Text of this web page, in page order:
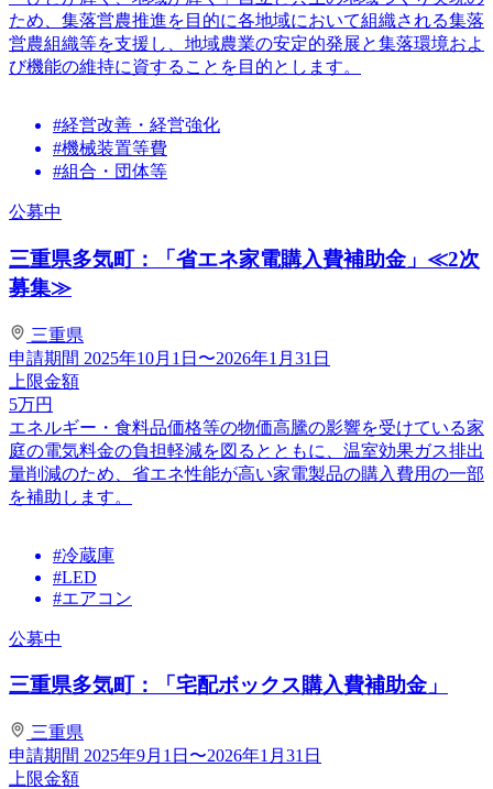
ため、集落営農推進を目的に各地域において組織される集落
営農組織等を支援し、地域農業の安定的発展と集落環境およ
び機能の維持に資することを目的とします。
#経営改善・経営強化
#機械装置等費
#組合・団体等
公募中
三重県多気町：「省エネ家電購入費補助金」≪2次
募集≫
三重県
申請期間 2025年10月1日〜2026年1月31日
上限金額
5万円
エネルギー・食料品価格等の物価高騰の影響を受けている家
庭の電気料金の負担軽減を図るとともに、温室効果ガス排出
量削減のため、省エネ性能が高い家電製品の購入費用の一部
を補助します。
#冷蔵庫
#LED
#エアコン
公募中
三重県多気町：「宅配ボックス購入費補助金」
三重県
申請期間 2025年9月1日〜2026年1月31日
上限金額